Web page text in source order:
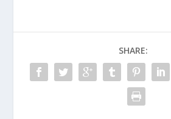
SHARE: